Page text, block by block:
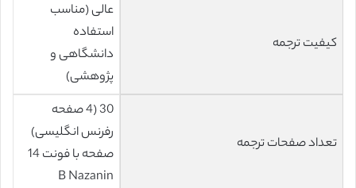
کیفیت ترجمه
عالی (مناسب
استفاده
دانشگاهی و
پژوهشی)
تعداد صفحات ترجمه
30 (4 صفحه
رفرنس انگلیسی)
صفحه با فونت 14
B Nazanin